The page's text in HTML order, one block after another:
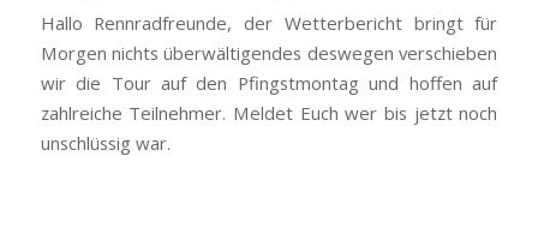
Hallo Rennradfreunde, der Wetterbericht bringt für
Morgen nichts überwältigendes deswegen verschieben
wir die Tour auf den Pfingstmontag und hoffen auf
zahlreiche Teilnehmer. Meldet Euch wer bis jetzt noch
unschlüssig war.